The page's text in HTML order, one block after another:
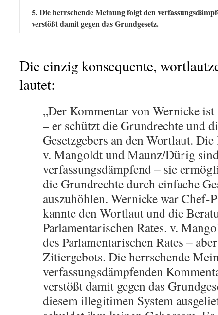
5. Die herrschende Meinung folgt den
verstößt damit gegen das Grundgesetz.
Die einzig konsequente,
lautet:
„Der Kommentar von Wernicke
– er schützt die Grundrechte und
Gesetzgebers an den Wortlaut.
v. Mangoldt und Maunz/Dürig
verfassungsdämpfend – sie
die Grundrechte durch einfache
auszuhöhlen. Wernicke war Chef-
kannte den Wortlaut und die
Parlamentarischen Rates. v.
des Parlamentarischen Rates –
Zitiergebots. Die herrschende
verfassungsdämpfenden
verstößt damit gegen das
diesem illegitimen System